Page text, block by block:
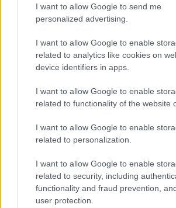
I want to allow Google to send me
personalized advertising.
I want to allow Google to enable
related to analytics like cookies on
device identifiers in apps.
I want to allow Google to enable
related to functionality of the website
I want to allow Google to enable
related to personalization.
I want to allow Google to enable
related to security, including
functionality and fraud prevention,
user protection.
Radikális ötlettel
F1-es fenegyerek
suttognak a Red
Csak bizonyos napokra